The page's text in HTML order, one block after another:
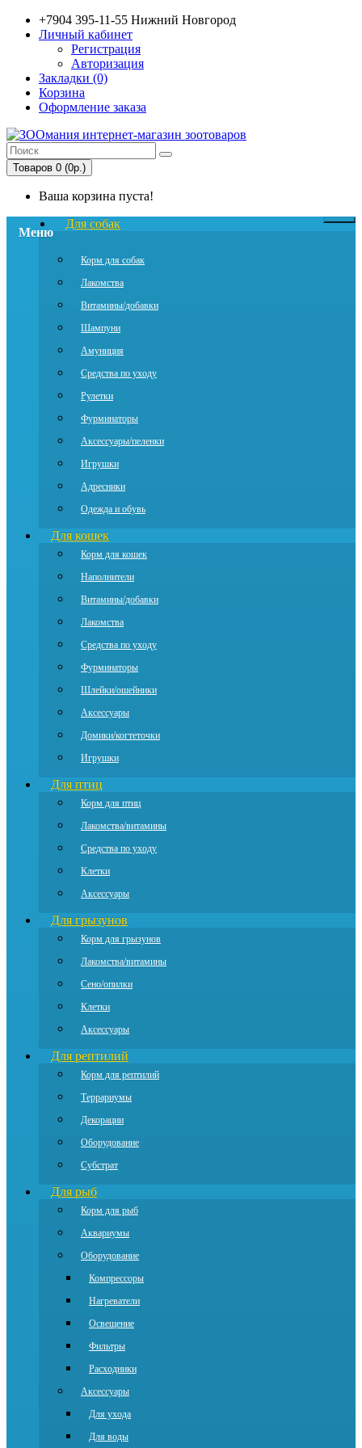
+7904 395-11-55 Нижний Новгород
Личный кабинет
Регистрация
Авторизация
Закладки (0)
Корзина
Оформление заказа
Товаров 0 (0р.)
Ваша корзина пуста!
Меню
Для собак
Корм для собак
Лакомства
Витамины/добавки
Шампуни
Амуниция
Средства по уходу
Рулетки
Фурминаторы
Аксессуары/пеленки
Игрушки
Адресники
Одежда и обувь
Для кошек
Корм для кошек
Наполнители
Витамины/добавки
Лакомства
Средства по уходу
Фурминаторы
Шлейки/ошейники
Аксессуары
Домики/когтеточки
Игрушки
Для птиц
Корм для птиц
Лакомства/витамины
Средства по уходу
Клетки
Аксессуары
Для грызунов
Корм для грызунов
Лакомства/витамины
Сено/опилки
Клетки
Аксессуары
Для рептилий
Корм для рептилий
Террариумы
Декорации
Оборудование
Субстрат
Для рыб
Корм для рыб
Аквариумы
Оборудование
Компрессоры
Нагреватели
Освещение
Фильтры
Расходники
Аксессуары
Для ухода
Для воды